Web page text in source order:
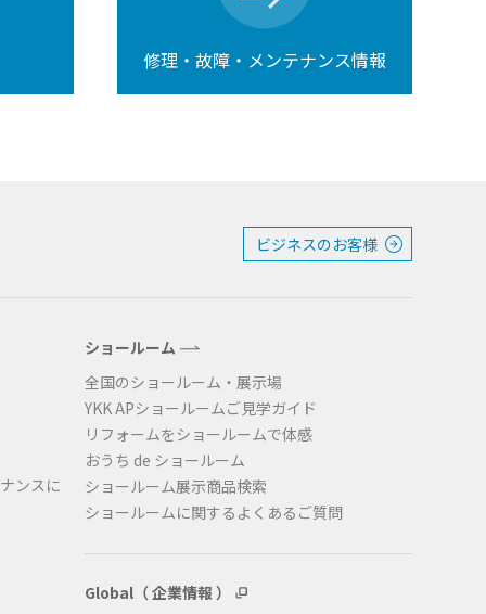
修理・故障・メンテナンス情報
ビジネスのお客様
ンスに
ショールーム
全国のショールーム・展示場
YKK APショールームご見学ガイド
リフォームをショールームで体感
おうち de ショールーム
ショールーム展示商品検索
ショールームに関するよくあるご質問
Global（ 企業情報 ）